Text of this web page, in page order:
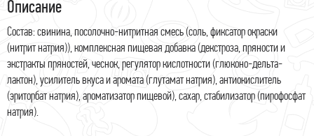
Описание
Состав: свинина, посолочно-нитритная смесь (соль, фиксатор окраски
(нитрит натрия)), комплексная пищевая добавка (декстроза, пряности и
экстракты пряностей, чеснок, регулятор кислотности (глюконо-дельта-
лактон), усилитель вкуса и аромата (глутамат натрия), антиокислитель
(эриторбат натрия), ароматизатор пищевой), сахар, стабилизатор (пирофосфат
натрия).